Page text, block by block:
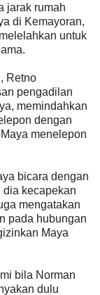
jarak rumah
di Kemayoran,
untuk
Retno
pengadilan
memindahkan
dengan
menelepon
bicara dengan
dia kecapekan
mengatakan
pada hubungan
Maya
bila Norman
dulu